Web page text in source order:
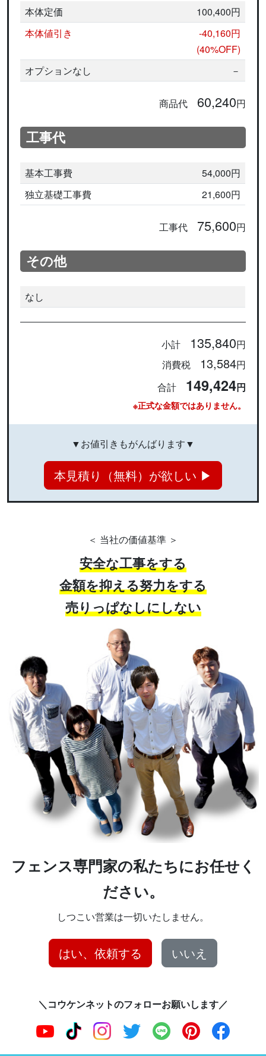
本体定価
100,400円
本体値引き
-40,160円
(40%OFF)
オプションなし
－
商品代 60,240円
工事代
基本工事費
54,000円
独立基礎工事費
21,600円
工事代 75,600円
その他
なし
小計 135,840円
消費税 13,584円
合計 149,424円
※正式な金額ではありません。
▼お値引きもがんばります▼
本見積り（無料）が欲しい ▶
＜ 当社の価値基準 ＞
安全な工事をする
金額を抑える努力をする
売りっぱなしにしない
フェンス専門家の私たちにお任せく
ださい。
しつこい営業は一切いたしません。
はい、依頼する いいえ
＼コウケンネットのフォローお願いします／